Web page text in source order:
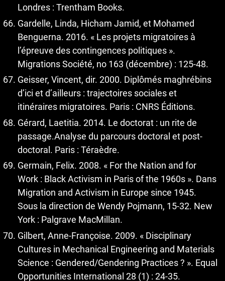
Londres : Trentham Books.
Gardelle, Linda, Hicham Jamid, et Mohamed
Benguerna. 2016. « Les projets migratoires à
l’épreuve des contingences politiques ».
Migrations Société, no 163 (décembre) : 125‑48.
Geisser, Vincent, dir. 2000. Diplômés maghrébins
d’ici et d’ailleurs : trajectoires sociales et
itinéraires migratoires. Paris : CNRS Éditions.
Gérard, Laetitia. 2014. Le doctorat : un rite de
passage.Analyse du parcours doctoral et post-
doctoral. Paris : Téraèdre.
Germain, Felix. 2008. « For the Nation and for
Work : Black Activism in Paris of the 1960s ». Dans
Migration and Activism in Europe since 1945.
Sous la direction de Wendy Pojmann, 15‑32. New
York : Palgrave MacMillan.
Gilbert, Anne-Françoise. 2009. « Disciplinary
Cultures in Mechanical Engineering and Materials
Science : Gendered/Gendering Practices ? ». Equal
Opportunities International 28 (1) : 24‑35.